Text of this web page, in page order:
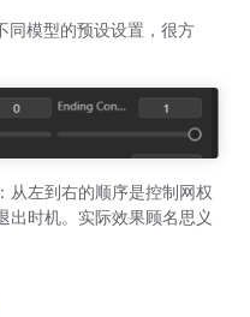
同模型的预设设置，很方
从左到右的顺序是控制网权
出时机。实际效果顾名思义